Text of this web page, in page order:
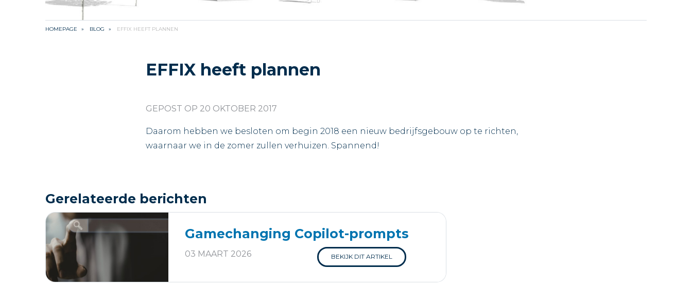
HOMEPAGE BLOG EFFIX HEEFT PLANNEN
EFFIX heeft plannen
GEPOST OP 20 OKTOBER 2017
Daarom hebben we besloten om begin 2018 een nieuw bedrijfsgebouw op te richten,
waarnaar we in de zomer zullen verhuizen. Spannend!
Gerelateerde berichten
Gamechanging Copilot-prompts
03 MAART 2026 BEKIJK DIT ARTIKEL